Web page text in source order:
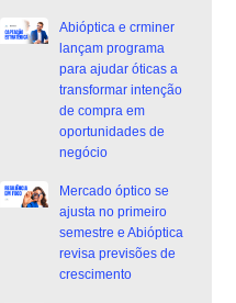
Abióptica e crminer
lançam programa
para ajudar óticas a
transformar intenção
de compra em
oportunidades de
negócio
Mercado óptico se
ajusta no primeiro
semestre e Abióptica
revisa previsões de
crescimento